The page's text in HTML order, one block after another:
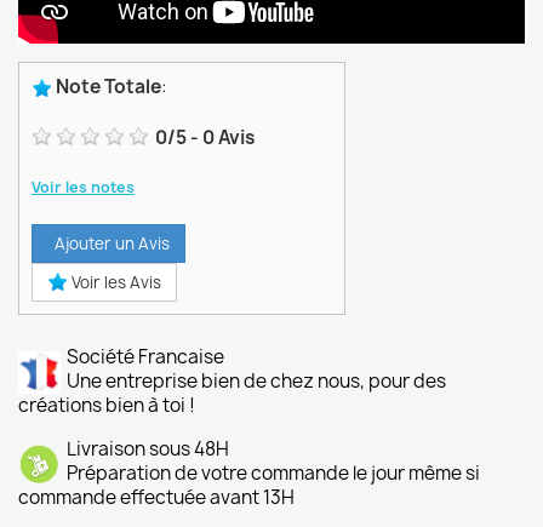
Note Totale:
0/5- 0Avis
Voir les notes
Ajouter un Avis
Voir les Avis
Société Francaise
Une entreprise bien de chez nous, pour des
créations bien à toi !
Livraison sous 48H
Préparation de votre commande le jour même si
commande effectuée avant 13H